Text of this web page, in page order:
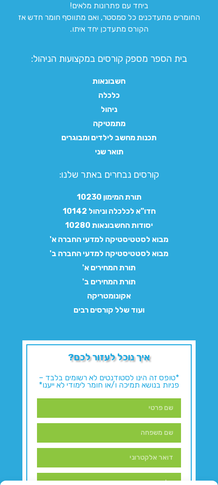
ביחד עם פתרונות מלאים!
החומרים מתעדכנים כל סמסטר, ואם מתווסף חומר חדש אז
הקורס מתעדכן יחד איתו.
בית הספר מספק קורסים במקצועות הניהול:
חשבונאות
כלכלה
ניהול
מתמטיקה
תכנות מחשב לילדים ומבוגרים
תואר שני
קורסים נבחרים באתר שלנו:​
תורת המימון 10230
חדו"א לכלכלה וניהול 10142
יסודות החשבונאות 10280
מבוא לסטטיסטיקה למדעי החברה א'
מבוא לסטטיסטיקה למדעי החברה ב'
תורת המחירים א'
תורת המחירים ב'
אקונומטריקה
ועוד שלל קורסים רבים
איך נוכל לעזור לכם?
*טופס זה הינו לסטודנטים לא רשומים בלבד –
פניות בנושא תמיכה ו/או חומר לימודי לא ייענו*